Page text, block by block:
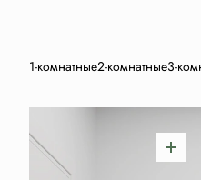
1-комнатные2-комнатные3-